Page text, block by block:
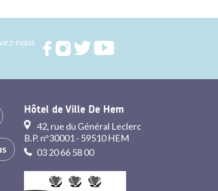
nous
RejoignezRejoignezRejoignez
Hôtel de Ville De Hem
42, rue du Général Leclerc
B.P. n°30001 - 59510 HEM
03 20 66 58 00